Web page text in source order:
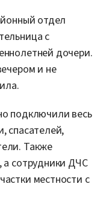
отдел
с
дочери.
и не
подключили весь
спасателей,
Также
а сотрудники ДЧС
местности с